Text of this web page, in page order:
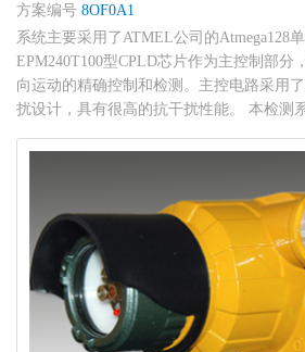
方案编号 8OF0A1
系统主要采用了ATMEL公司的Atmega128
EPM240T100型CPLD芯片作为主控制部分
向运动的精确控制和检测。主控电路采用
扰设计，具有很高的抗干扰性能。 本检测